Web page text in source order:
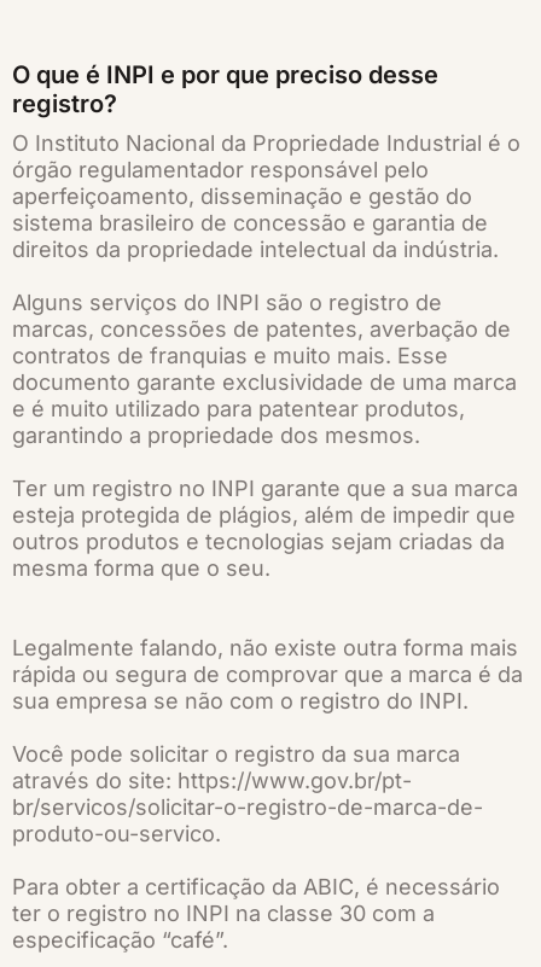
O que é INPI e por que preciso desse
registro?
O Instituto Nacional da Propriedade Industrial é o
órgão regulamentador responsável pelo
aperfeiçoamento, disseminação e gestão do
sistema brasileiro de concessão e garantia de
direitos da propriedade intelectual da indústria.
Alguns serviços do INPI são o registro de
marcas, concessões de patentes, averbação de
contratos de franquias e muito mais. Esse
documento garante exclusividade de uma marca
e é muito utilizado para patentear produtos,
garantindo a propriedade dos mesmos.
Ter um registro no INPI garante que a sua marca
esteja protegida de plágios, além de impedir que
outros produtos e tecnologias sejam criadas da
mesma forma que o seu.
Legalmente falando, não existe outra forma mais
rápida ou segura de comprovar que a marca é da
sua empresa se não com o registro do INPI.
Você pode solicitar o registro da sua marca
através do site: https://www.gov.br/pt-
br/servicos/solicitar-o-registro-de-marca-de-
produto-ou-servico.
Para obter a certificação da ABIC, é necessário
ter o registro no INPI na classe 30 com a
especificação “café”.